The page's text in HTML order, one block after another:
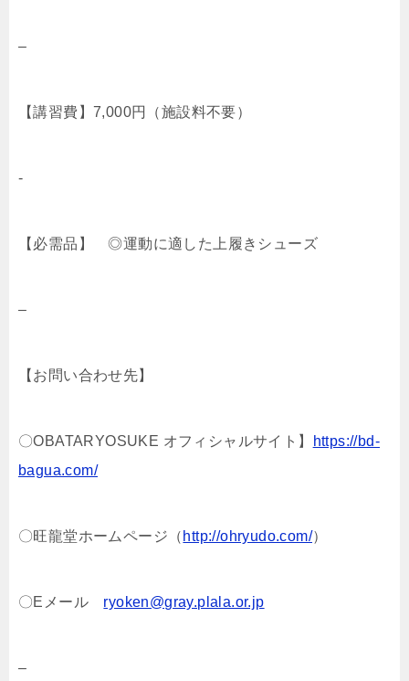
–
【講習費】7,000円（施設料不要）
-
【必需品】 ◎運動に適した上履きシューズ
–
【お問い合わせ先】
〇OBATARYOSUKE オフィシャルサイト】
https://bd-
bagua.com/
〇旺龍堂ホームページ（ http://ohryudo.com/）
〇Eメール ryoken@gray.plala.or.jp
–